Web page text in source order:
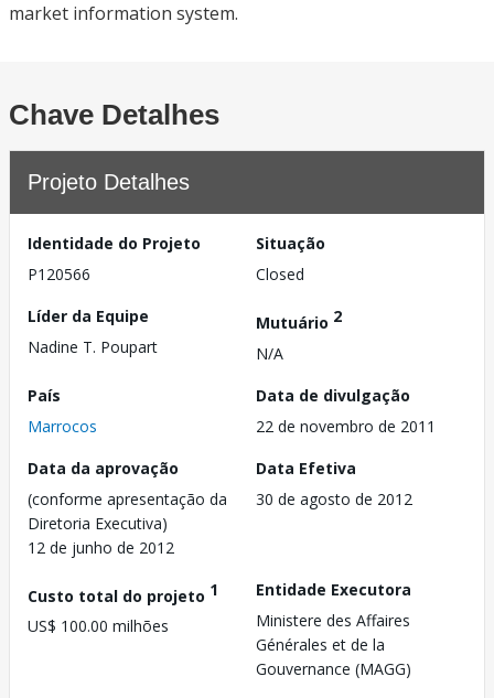
market information system.
Chave Detalhes
Projeto Detalhes
Identidade do Projeto
P120566
Situação
Closed
Líder da Equipe
Nadine T. Poupart
Mutuário 2
N/A
País
Marrocos
Data de divulgação
22 de novembro de 2011
Data da aprovação
(conforme apresentação da
Diretoria Executiva)
12 de junho de 2012
Data Efetiva
30 de agosto de 2012
Custo total do projeto 1
US$ 100.00 milhões
Entidade Executora
Ministere des Affaires
Générales et de la
Gouvernance (MAGG)